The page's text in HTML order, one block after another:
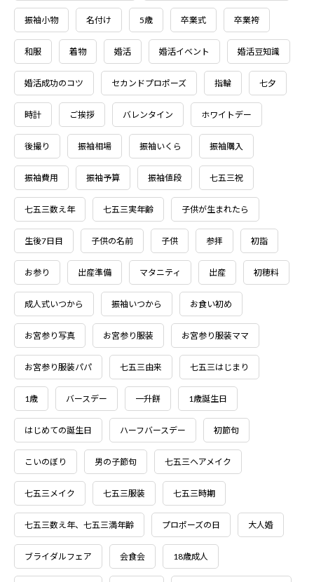
振袖小物 名付け 5歳 卒業式 卒業袴
和服 着物 婚活 婚活イベント 婚活豆知識
婚活成功のコツ セカンドプロポーズ 指輪 七夕
時計 ご挨拶 バレンタイン ホワイトデー
後撮り 振袖相場 振袖いくら 振袖購入
振袖費用 振袖予算 振袖値段 七五三祝
七五三数え年 七五三実年齢 子供が生まれたら
生後7日目 子供の名前 子供 参拝 初詣
お参り 出産準備 マタニティ 出産 初穂料
成人式いつから 振袖いつから お食い初め
お宮参り写真 お宮参り服装 お宮参り服装ママ
お宮参り服装パパ 七五三由来 七五三はじまり
1歳 バースデー 一升餅 1歳誕生日
はじめての誕生日 ハーフバースデー 初節句
こいのぼり 男の子節句 七五三ヘアメイク
七五三メイク 七五三服装 七五三時期
七五三数え年、七五三満年齢 プロポーズの日 大人婚
ブライダルフェア 会食会 18歳成人